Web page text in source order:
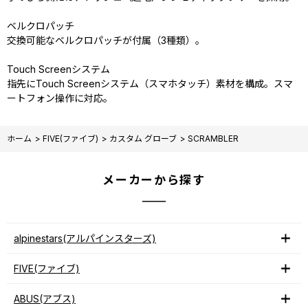
ベルクロパッチ
交換可能なベルクロパッチが付属（3種類）。
Touch Screenシステム
指先にTouch Screenシステム（スマホタッチ）素材を構成。スマ
ートフォン操作に対応。
ホーム > FIVE(ファイブ) > カスタム グローブ > SCRAMBLER
メーカーから探す
alpinestars(アルパインスターズ)
FIVE(ファイブ)
ABUS(アブス)